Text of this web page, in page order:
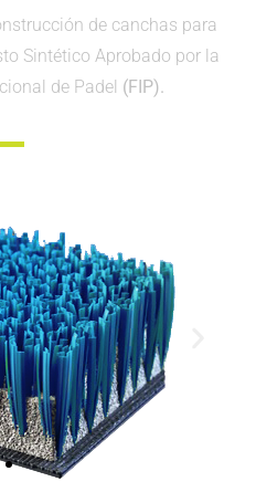
de canchas para
Sintético Aprobado por la
de Padel (FIP).